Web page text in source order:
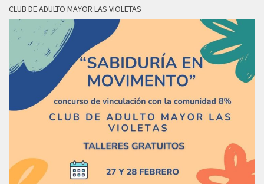
CLUB DE ADULTO MAYOR LAS VIOLETAS